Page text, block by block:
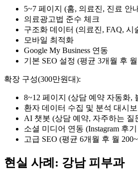
5~7 페이지 (홈, 의료진, 진료 안
의료광고법 준수 체크
구조화 데이터 (의료진, FAQ, 시
모바일 최적화
Google My Business 연동
기본 SEO 설정 (평균 3개월 후
확장 구성(300만원대):
8~12 페이지 (상담 예약 자동화,
환자 데이터 수집 및 분석 대시
AI 챗봇 (상담 예약, 자주하는 질
소셜 미디어 연동 (Instagram 후
고급 SEO (평균 6개월 후 월
현실 사례: 강남 피부과